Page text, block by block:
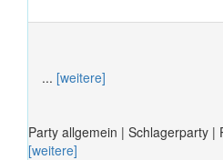
... [weitere]
Party allgemein | Schlagerparty |
[weitere]